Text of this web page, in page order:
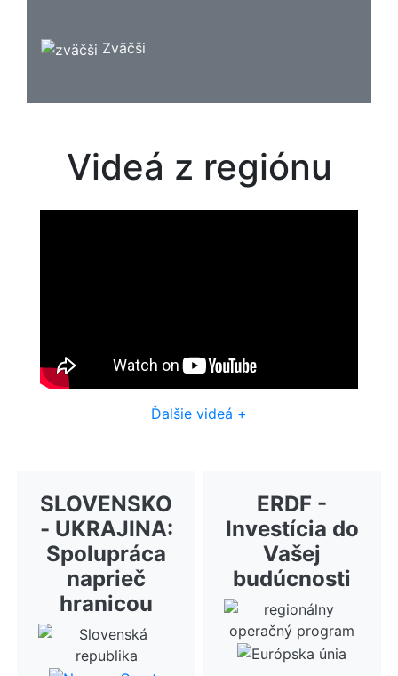
Zväčši
Videá z regiónu
Ďalšie videá +
SLOVENSKO
- UKRAJINA:
Spolupráca
naprieč
hranicou
ERDF -
Investícia do
Vašej
budúcnosti